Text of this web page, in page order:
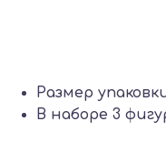
Размер упаковки
В наборе 3